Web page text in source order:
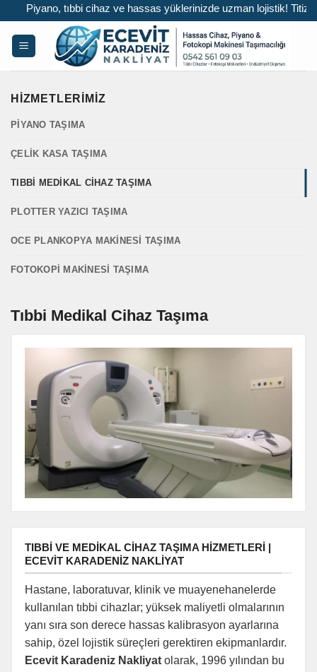
İçeriğetıbbi cihaz ve hassas yüklerinizde uzman lojistik! Titiz paketleme
HIZMETLERIMIZ
PIYANO TAŞIMA
ÇELIK KASA TAŞIMA
TIBBI MEDIKAL CIHAZ TAŞIMA
PLOTTER YAZICI TAŞIMA
OCE PLANKOPYA MAKINESI TAŞIMA
FOTOKOPI MAKINESI TAŞIMA
Tıbbi Medikal Cihaz Taşıma
TIBBI VE MEDIKAL CIHAZ TAŞIMA HIZMETLERI |
ECEVIT KARADENIZ NAKLIYAT
Hastane, laboratuvar, klinik ve muayenehanelerde
kullanılan tıbbi cihazlar; yüksek maliyetli olmalarının
yanı sıra son derece hassas kalibrasyon ayarlarına
sahip, özel lojistik süreçleri gerektiren ekipmanlardır.
Ecevit Karadeniz Nakliyatolarak, 1996 yılından bu